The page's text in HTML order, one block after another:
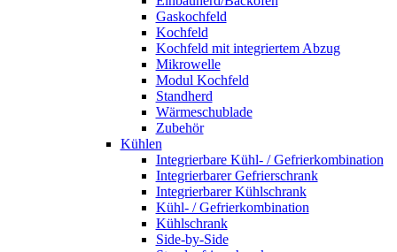
Gaskochfeld
Kochfeld
Kochfeld mit integriertem Abzug
Mikrowelle
Modul Kochfeld
Standherd
Wärmeschublade
Zubehör
Kühlen
Integrierbare Kühl- / Gefrierkombination
Integrierbarer Gefrierschrank
Integrierbarer Kühlschrank
Kühl- / Gefrierkombination
Kühlschrank
Side-by-Side